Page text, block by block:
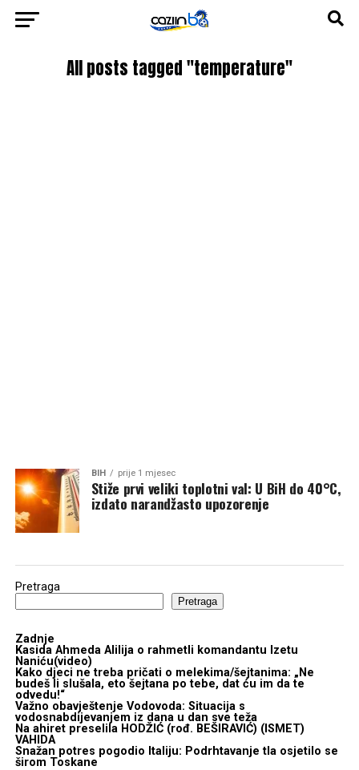
All posts tagged "temperature"
BIH prije 1 mjesec
Stiže prvi veliki toplotni val: U BiH do 40°C,
izdato narandžasto upozorenje
Pretraga
Pretraga
Zadnje
Kasida Ahmeda Alilija o rahmetli komandantu Izetu
Naniću(video)
Kako djeci ne treba pričati o melekima/šejtanima: „Ne
budeš li slušala, eto šejtana po tebe, dat ću im da te
odvedu!“
Važno obavještenje Vodovoda: Situacija s
vodosnabdijevanjem iz dana u dan sve teža
Na ahiret preselila HODŽIĆ (rođ. BEŠIRAVIĆ) (ISMET)
VAHIDA
Snažan potres pogodio Italiju: Podrhtavanje tla osjetilo se
širom Toskane